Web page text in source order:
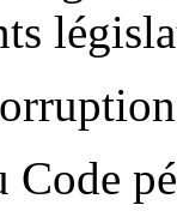
Code